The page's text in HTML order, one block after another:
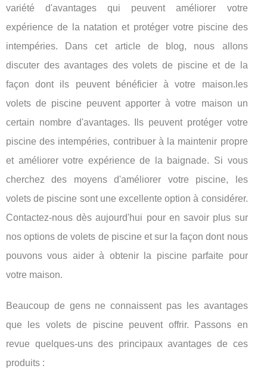
variété d'avantages qui peuvent améliorer votre
expérience de la natation et protéger votre piscine des
intempéries. Dans cet article de blog, nous allons
discuter des avantages des volets de piscine et de la
façon dont ils peuvent bénéficier à votre maison.les
volets de piscine peuvent apporter à votre maison un
certain nombre d'avantages. Ils peuvent protéger votre
piscine des intempéries, contribuer à la maintenir propre
et améliorer votre expérience de la baignade. Si vous
cherchez des moyens d'améliorer votre piscine, les
volets de piscine sont une excellente option à considérer.
Contactez-nous dès aujourd'hui pour en savoir plus sur
nos options de volets de piscine et sur la façon dont nous
pouvons vous aider à obtenir la piscine parfaite pour
votre maison.
Beaucoup de gens ne connaissent pas les avantages
que les volets de piscine peuvent offrir. Passons en
revue quelques-uns des principaux avantages de ces
produits :